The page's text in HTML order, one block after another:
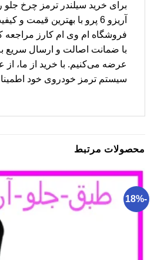
آریزو 6 پرو با بهترین قیمت و
فروشگاه ام وی ام کارز مراجعه
با ضمانت اصالت و ارسال سریع
عرضه می‌کنیم. با خرید از ما،
سیستم ترمز خودروی خود
محصولات مرتبط
-18%